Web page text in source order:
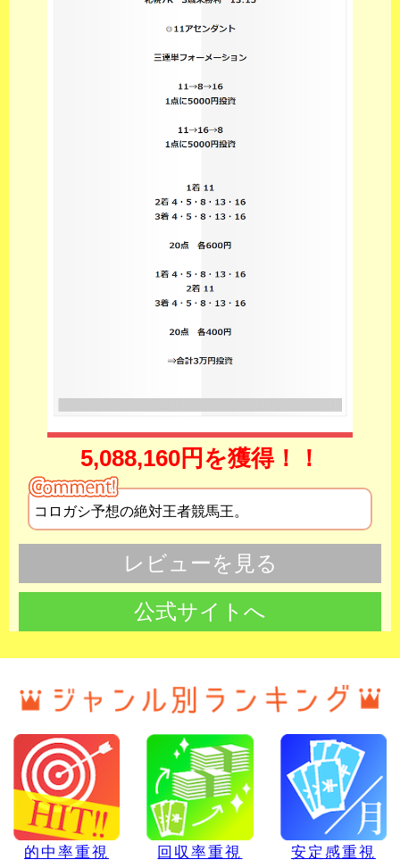
5,088,160円を獲得！！
コロガシ予想の絶対王者競馬王。
レビューを見る
公式サイトへ
的中率重視 回収率重視 安定感重視